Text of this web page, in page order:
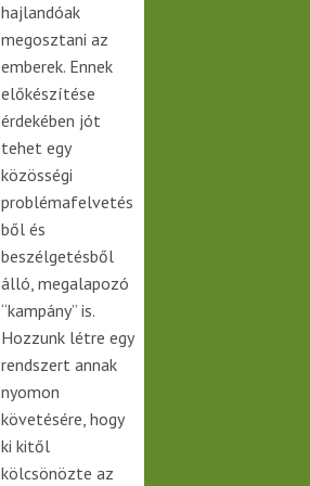
hajlandóak
megosztani az
emberek. Ennek
előkészítése
érdekében jót
tehet egy
közösségi
problémafelvetés
ből és
beszélgetésből
álló, megalapozó
“kampány” is.
Hozzunk létre egy
rendszert annak
nyomon
követésére, hogy
ki kitől
kölcsönözte az